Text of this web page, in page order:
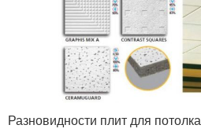
Разновидности плит для потолка